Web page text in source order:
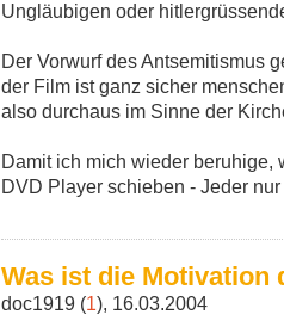
Ungläubigen oder
Der Vorwurf des Antsemitismus
der Film ist ganz sicher
also durchaus im Sinne der
Damit ich mich wieder beruhige,
DVD Player schieben - Jeder
Was ist die Motivation
doc1919 (1), 16.03.2004